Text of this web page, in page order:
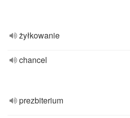
żyłkowanie
chancel
prezbiterium